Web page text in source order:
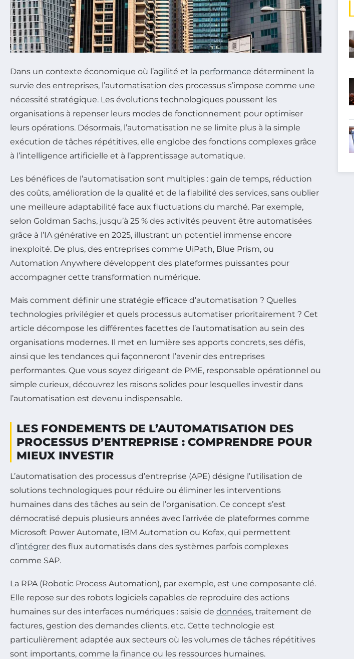
Dans un contexte économique où l’agilité et la performance déterminent la
survie des entreprises, l’automatisation des processus s’impose comme une
nécessité stratégique. Les évolutions technologiques poussent les
organisations à repenser leurs modes de fonctionnement pour optimiser
leurs opérations. Désormais, l’automatisation ne se limite plus à la simple
exécution de tâches répétitives, elle englobe des fonctions complexes grâce
à l’intelligence artificielle et à l’apprentissage automatique.
Les bénéfices de l’automatisation sont multiples : gain de temps, réduction
des coûts, amélioration de la qualité et de la fiabilité des services, sans oublier
une meilleure adaptabilité face aux fluctuations du marché. Par exemple,
selon Goldman Sachs, jusqu’à 25 % des activités peuvent être automatisées
grâce à l’IA générative en 2025, illustrant un potentiel immense encore
inexploité. De plus, des entreprises comme UiPath, Blue Prism, ou
Automation Anywhere développent des plateformes puissantes pour
accompagner cette transformation numérique.
Mais comment définir une stratégie efficace d’automatisation ? Quelles
technologies privilégier et quels processus automatiser prioritairement ? Cet
article décompose les différentes facettes de l’automatisation au sein des
organisations modernes. Il met en lumière ses apports concrets, ses défis,
ainsi que les tendances qui façonneront l’avenir des entreprises
performantes. Que vous soyez dirigeant de PME, responsable opérationnel ou
simple curieux, découvrez les raisons solides pour lesquelles investir dans
l’automatisation est devenu indispensable.
LES FONDEMENTS DE L’AUTOMATISATION DES
PROCESSUS D’ENTREPRISE : COMPRENDRE POUR
MIEUX INVESTIR
L’automatisation des processus d’entreprise (APE) désigne l’utilisation de
solutions technologiques pour réduire ou éliminer les interventions
humaines dans des tâches au sein de l’organisation. Ce concept s’est
démocratisé depuis plusieurs années avec l’arrivée de plateformes comme
Microsoft Power Automate, IBM Automation ou Kofax, qui permettent
d’intégrer des flux automatisés dans des systèmes parfois complexes
comme SAP.
La RPA (Robotic Process Automation), par exemple, est une composante clé.
Elle repose sur des robots logiciels capables de reproduire des actions
humaines sur des interfaces numériques : saisie de données, traitement de
factures, gestion des demandes clients, etc. Cette technologie est
particulièrement adaptée aux secteurs où les volumes de tâches répétitives
sont importants, comme la finance ou les ressources humaines.